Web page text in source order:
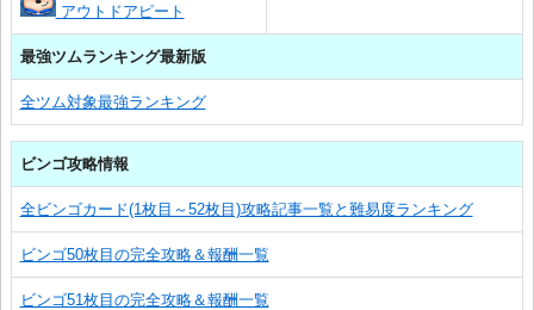
アウトドアピート
最強ツムランキング最新版
全ツム対象最強ランキング
ビンゴ攻略情報
全ビンゴカード(1枚目～52枚目)攻略記事一覧と難易度ランキング
ビンゴ50枚目の完全攻略＆報酬一覧
ビンゴ51枚目の完全攻略＆報酬一覧